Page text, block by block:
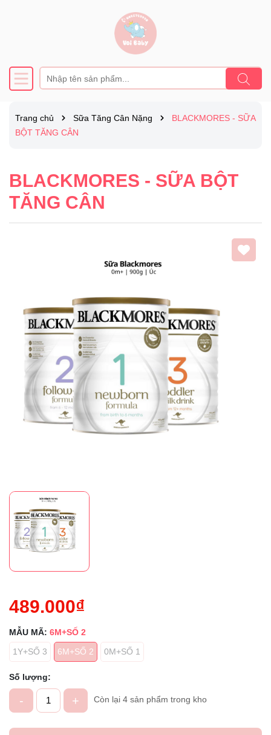
Trang chủ Sữa Tăng Cân Nặng
BLACKMORES - SỮA
BỘT TĂNG CÂN
BLACKMORES - SỮA BỘT
TĂNG CÂN
489.000₫
MẪU MÃ: 6M+SỐ 2
1Y+SỐ 3
6M+SỐ 2 0M+SỐ 1
Số lượng:
- + Còn lại 4 sản phẩm trong kho